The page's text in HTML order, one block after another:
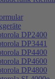
DP2400
DP3441
DP4400
DP4600
DP4800